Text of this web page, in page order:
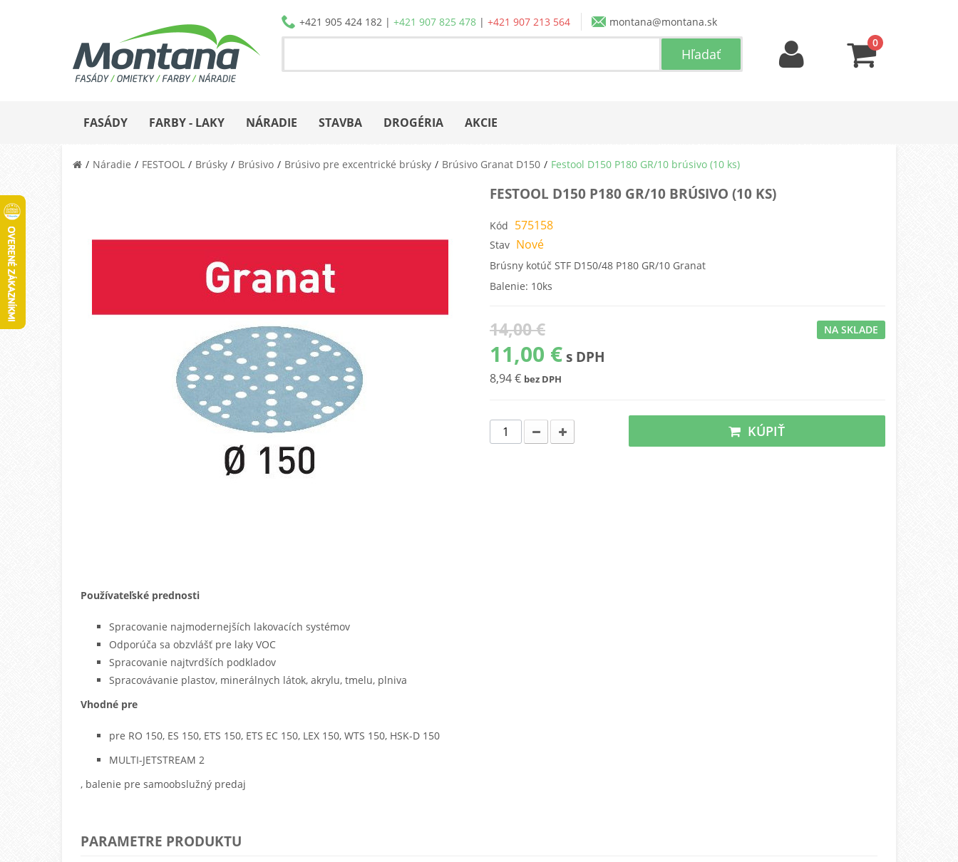
+421 905 424 182| +421 907 825 478| +421 907 213 564
montana@montana.sk
0
FASÁDY FARBY - LAKY NÁRADIE STAVBA DROGÉRIA AKCIE
Náradie FESTOOL Brúsky Brúsivo Brúsivo pre excentrické brúsky Brúsivo Granat D150 Festool D150 P180 GR/10 brúsivo (10 ks)
FESTOOL D150 P180 GR/10 BRÚSIVO (10 KS)
Kód 575158
Stav Nové
Brúsny kotúč STF D150/48 P180 GR/10 Granat
Balenie: 10ks
14,00 €
11,00 € s DPH
8,94 € bez DPH
NA SKLADE
KÚPIŤ
Používateľské prednosti
Spracovanie najmodernejších lakovacích systémov
Odporúča sa obzvlášť pre laky VOC
Spracovanie najtvrdších podkladov
Spracovávanie plastov, minerálnych látok, akrylu, tmelu, plniva
Vhodné pre
pre RO 150, ES 150, ETS 150, ETS EC 150, LEX 150, WTS 150, HSK-D 150
MULTI-JETSTREAM 2
, balenie pre samoobslužný predaj
PARAMETRE PRODUKTU